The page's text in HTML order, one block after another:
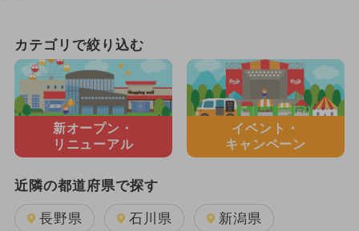
カテゴリで絞り込む
新オープン・
リニューアル
イベント・
キャンペーン
近隣の都道府県で探す
長野県 石川県 新潟県